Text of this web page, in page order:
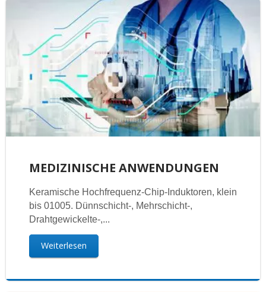
MEDIZINISCHE ANWENDUNGEN
Keramische Hochfrequenz-Chip-Induktoren, klein
bis 01005. Dünnschicht-, Mehrschicht-,
Drahtgewickelte-,...
Weiterlesen